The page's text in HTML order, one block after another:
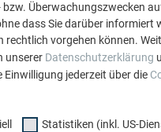
Überwachungszwecken
dass Sie darüber informiert
rechtlich vorgehen können.
unserer Datenschutzerklärung
Einwilligung jederzeit über die
Statistiken (inkl. US-